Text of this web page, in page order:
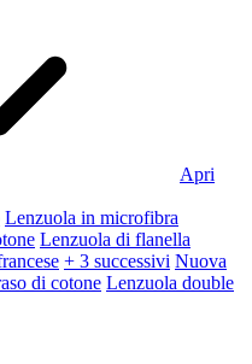
Apri
Lenzuola in microfibra
Lenzuola di flanella
+ 3 successivi Nuova
di cotone Lenzuola double